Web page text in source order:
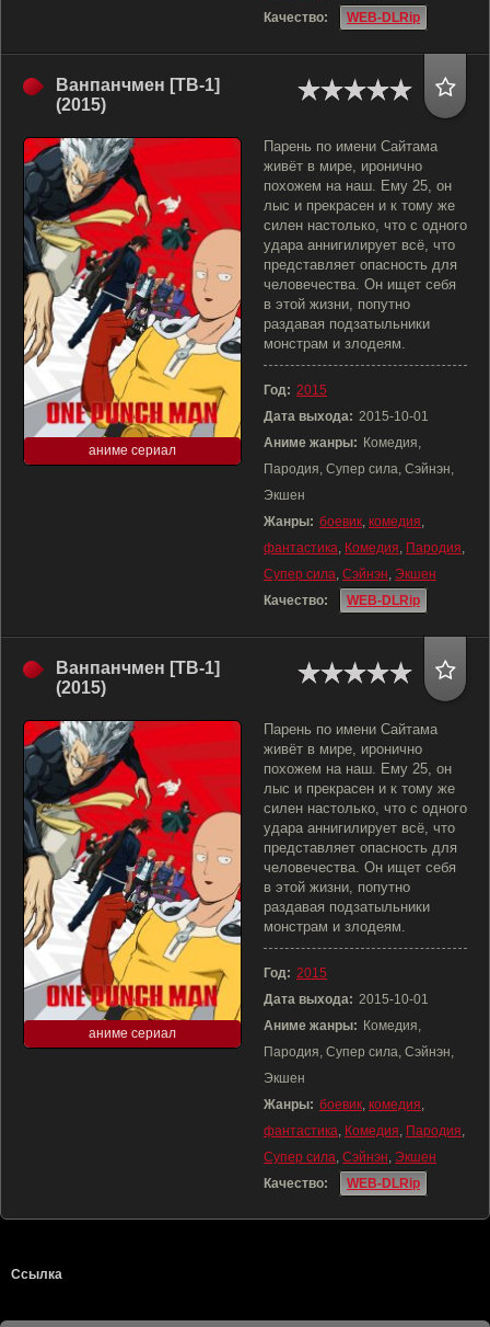
Качество:
WEB-DLRip
Ванпанчмен [ТВ-1]
(2015)
аниме сериал
Парень по имени Сайтама
живёт в мире, иронично
похожем на наш. Ему 25, он
лыс и прекрасен и к тому же
силен настолько, что с одного
удара аннигилирует всё, что
представляет опасность для
человечества. Он ищет себя
в этой жизни, попутно
раздавая подзатыльники
монстрам и злодеям.
Год: 2015
Дата выхода: 2015-10-01
Аниме жанры: Комедия,
Пародия, Супер сила, Сэйнэн,
Экшен
Жанры: боевик, комедия,
фантастика, Комедия, Пародия,
Супер сила, Сэйнэн, Экшен
Качество:
WEB-DLRip
Ванпанчмен [ТВ-1]
(2015)
аниме сериал
Парень по имени Сайтама
живёт в мире, иронично
похожем на наш. Ему 25, он
лыс и прекрасен и к тому же
силен настолько, что с одного
удара аннигилирует всё, что
представляет опасность для
человечества. Он ищет себя
в этой жизни, попутно
раздавая подзатыльники
монстрам и злодеям.
Год: 2015
Дата выхода: 2015-10-01
Аниме жанры: Комедия,
Пародия, Супер сила, Сэйнэн,
Экшен
Жанры: боевик, комедия,
фантастика, Комедия, Пародия,
Супер сила, Сэйнэн, Экшен
Качество:
WEB-DLRip
Ссылка